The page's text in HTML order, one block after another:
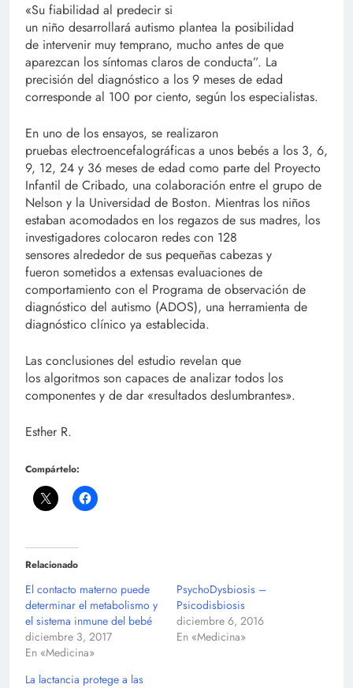
«Su fiabilidad al predecir si
un niño desarrollará autismo plantea la posibilidad
de intervenir muy temprano, mucho antes de que
aparezcan los síntomas claros de conducta”. La
precisión del diagnóstico a los 9 meses de edad
corresponde al 100 por ciento, según los especialistas.
En uno de los ensayos, se realizaron
pruebas electroencefalográficas a unos bebés a los 3, 6,
9, 12, 24 y 36 meses de edad como parte del Proyecto
Infantil de Cribado, una colaboración entre el grupo de
Nelson y la Universidad de Boston. Mientras los niños
estaban acomodados en los regazos de sus madres, los
investigadores colocaron redes con 128
sensores alrededor de sus pequeñas cabezas y
fueron sometidos a extensas evaluaciones de
comportamiento con el Programa de observación de
diagnóstico del autismo (ADOS), una herramienta de
diagnóstico clínico ya establecida.
Las conclusiones del estudio revelan que
los algoritmos son capaces de analizar todos los
componentes y de dar «resultados deslumbrantes».
Esther R.
Compártelo:
Relacionado
El contacto materno puede
determinar el metabolismo y
el sistema inmune del bebé
diciembre 3, 2017
En «Medicina»
PsychoDysbiosis –
Psicodisbiosis
diciembre 6, 2016
En «Medicina»
La lactancia protege a las